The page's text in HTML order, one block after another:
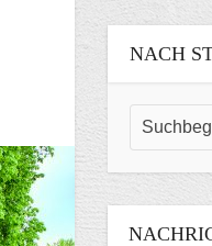
NACH